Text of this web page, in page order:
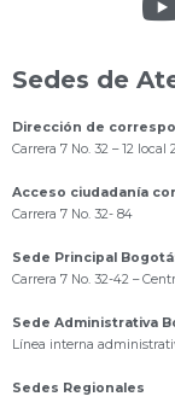
Sedes de
Dirección de
Carrera 7 No. 32 – 12 local
Acceso ciudadanía
Carrera 7 No. 32- 84
Sede Principal
Carrera 7 No. 32-42 –
Sede Administrativa
Línea interna
Sedes Regionales